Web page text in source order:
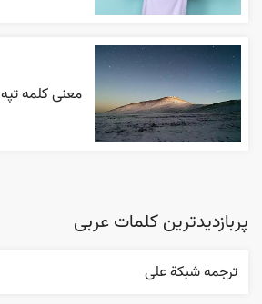
معنی کلمه تپه
پربازدیدترین کلمات عربی
ترجمه شبکة علی